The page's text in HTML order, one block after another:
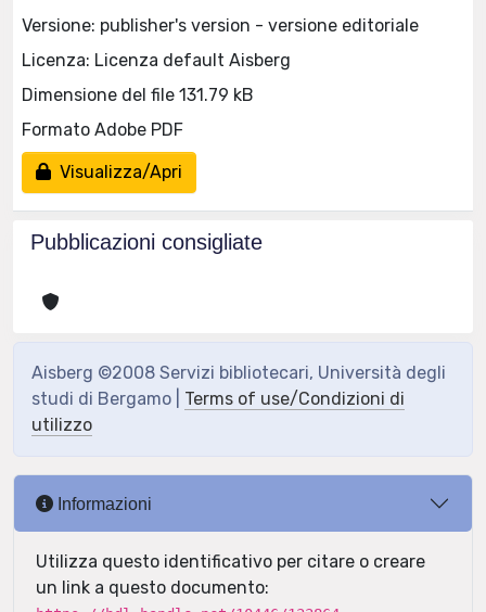
Versione: publisher's version - versione editoriale
Licenza: Licenza default Aisberg
Dimensione del file 131.79 kB
Formato Adobe PDF
Visualizza/Apri
Pubblicazioni consigliate
Aisberg ©2008 Servizi bibliotecari, Università degli
studi di Bergamo | Terms of use/Condizioni di
utilizzo
Informazioni
Utilizza questo identificativo per citare o creare
un link a questo documento: